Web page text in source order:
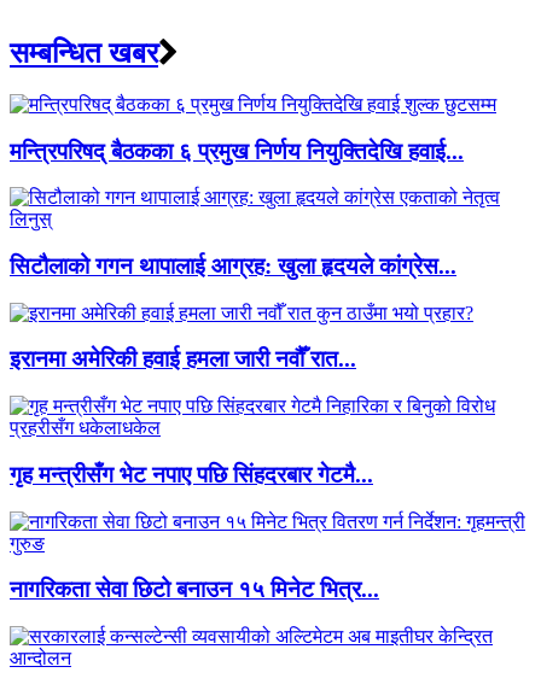
सम्बन्धित खबर
मन्त्रिपरिषद् बैठकका ६ प्रमुख निर्णय नियुक्तिदेखि हवाई...
सिटौलाको गगन थापालाई आग्रह: खुला हृदयले कांग्रेस...
इरानमा अमेरिकी हवाई हमला जारी नवौँ रात...
गृह मन्त्रीसँग भेट नपाए पछि सिंहदरबार गेटमै...
नागरिकता सेवा छिटो बनाउन १५ मिनेट भित्र...